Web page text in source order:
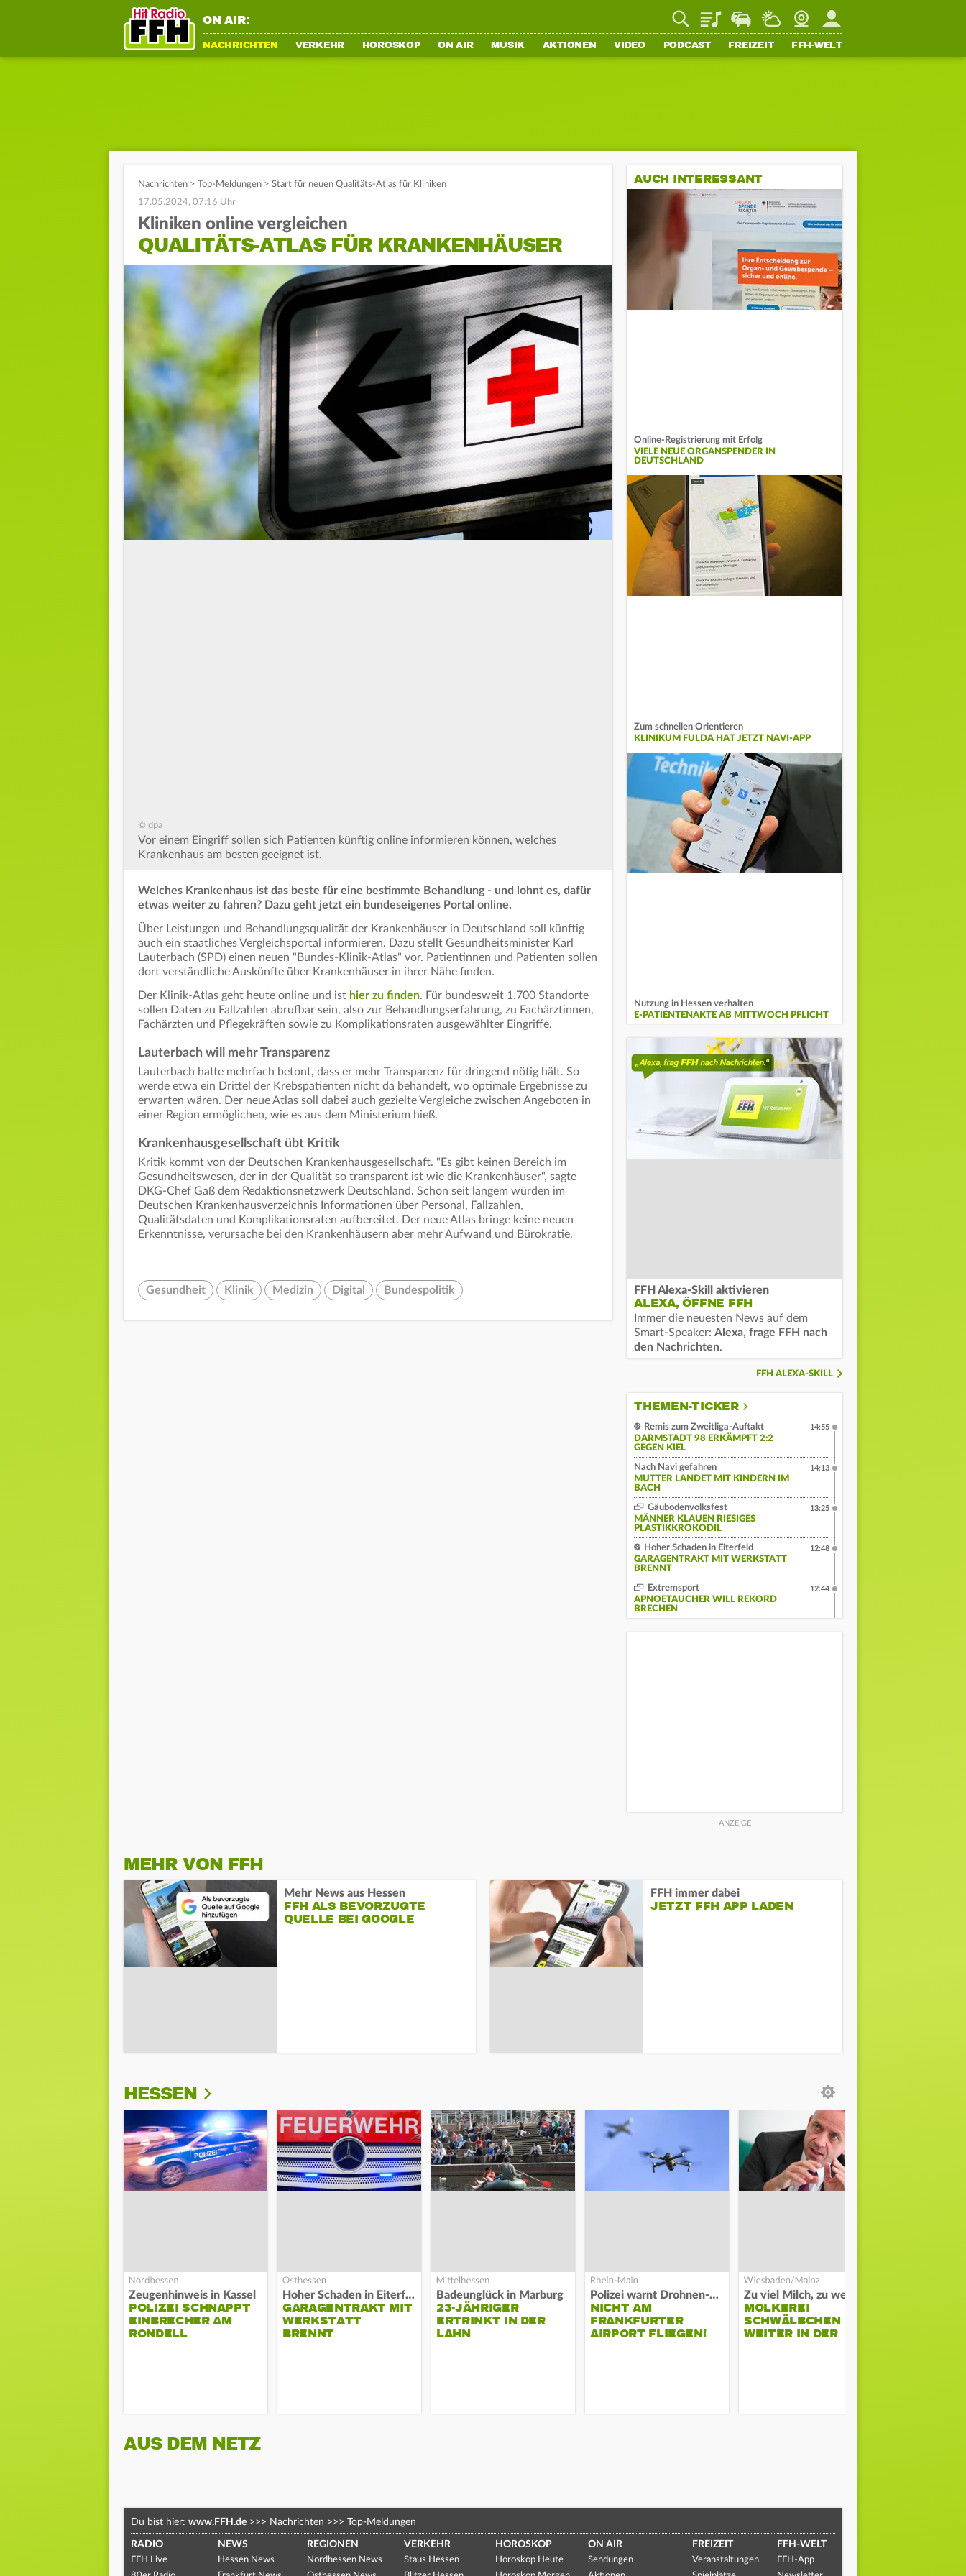
ON AIR: PlaylistStaupilotWetterWebcamMein FFH
NACHRICHTEN VERKEHR HOROSKOP ON AIR MUSIK AKTIONEN VIDEO PODCAST FREIZEIT FFH-WELT
Nachrichten > Top-Meldungen > Start für neuen Qualitäts-Atlas für Kliniken
17.05.2024, 07:16 Uhr
Kliniken online vergleichen
QUALITÄTS-ATLAS FÜR KRANKENHÄUSER
© dpa
Vor einem Eingriff sollen sich Patienten künftig online informieren können, welches
Krankenhaus am besten geeignet ist.
Welches Krankenhaus ist das beste für eine bestimmte Behandlung - und lohnt es, dafür
etwas weiter zu fahren? Dazu geht jetzt ein bundeseigenes Portal online.
Über Leistungen und Behandlungsqualität der Krankenhäuser in Deutschland soll künftig
auch ein staatliches Vergleichsportal informieren. Dazu stellt Gesundheitsminister Karl
Lauterbach (SPD) einen neuen "Bundes-Klinik-Atlas" vor. Patientinnen und Patienten sollen
dort verständliche Auskünfte über Krankenhäuser in ihrer Nähe finden.
Der Klinik-Atlas geht heute online und ist hier zu finden. Für bundesweit 1.700 Standorte
sollen Daten zu Fallzahlen abrufbar sein, also zur Behandlungserfahrung, zu Fachärztinnen,
Fachärzten und Pflegekräften sowie zu Komplikationsraten ausgewählter Eingriffe.
Lauterbach will mehr Transparenz
Lauterbach hatte mehrfach betont, dass er mehr Transparenz für dringend nötig hält. So
werde etwa ein Drittel der Krebspatienten nicht da behandelt, wo optimale Ergebnisse zu
erwarten wären. Der neue Atlas soll dabei auch gezielte Vergleiche zwischen Angeboten in
einer Region ermöglichen, wie es aus dem Ministerium hieß.
Krankenhausgesellschaft übt Kritik
Kritik kommt von der Deutschen Krankenhausgesellschaft. "Es gibt keinen Bereich im
Gesundheitswesen, der in der Qualität so transparent ist wie die Krankenhäuser", sagte
DKG-Chef Gaß dem Redaktionsnetzwerk Deutschland. Schon seit langem würden im
Deutschen Krankenhausverzeichnis Informationen über Personal, Fallzahlen,
Qualitätsdaten und Komplikationsraten aufbereitet. Der neue Atlas bringe keine neuen
Erkenntnisse, verursache bei den Krankenhäusern aber mehr Aufwand und Bürokratie.
Gesundheit Klinik Medizin Digital Bundespolitik
AUCH INTERESSANT
Online-Registrierung mit Erfolg
VIELE NEUE ORGANSPENDER IN
DEUTSCHLAND
Zum schnellen Orientieren
KLINIKUM FULDA HAT JETZT NAVI-APP
Nutzung in Hessen verhalten
E-PATIENTENAKTE AB MITTWOCH PFLICHT
FFH Alexa-Skill aktivieren
ALEXA, ÖFFNE FFH
Immer die neuesten News auf dem
Smart-Speaker: Alexa, frage FFH nach
den Nachrichten.
FFH ALEXA-SKILL
THEMEN-TICKER
Remis zum Zweitliga-Auftakt
DARMSTADT 98 ERKÄMPFT 2:2
GEGEN KIEL
14:55
Nach Navi gefahren
MUTTER LANDET MIT KINDERN IM
BACH
14:13
Gäubodenvolksfest
MÄNNER KLAUEN RIESIGES
PLASTIKKROKODIL
13:25
Hoher Schaden in Eiterfeld
GARAGENTRAKT MIT WERKSTATT
BRENNT
12:48
Extremsport
APNOETAUCHER WILL REKORD
BRECHEN
12:44
MEHR VON FFH
Mehr News aus Hessen
FFH ALS BEVORZUGTE
QUELLE BEI GOOGLE
FFH immer dabei
JETZT FFH APP LADEN
HESSEN
Zeugenhinweis in Kassel
POLIZEI SCHNAPPT
EINBRECHER AM
RONDELL
Hoher Schaden in Eiterfeld
GARAGENTRAKT MIT
WERKSTATT
BRENNT
Badeunglück in Marburg
23-JÄHRIGER
ERTRINKT IN DER
LAHN
Polizei warnt Drohnen-Besitzer
NICHT AM
FRANKFURTER
AIRPORT FLIEGEN!
MOLKEREI
SCHWÄLBCHEN
WEITER IN DER
AUS DEM NETZ
Du bist hier: www.FFH.de >>> Nachrichten >>> Top-Meldungen
RADIO
FFH Live
NEWS
Hessen News
REGIONEN
Nordhessen News
VERKEHR
Staus Hessen
HOROSKOP
Horoskop Heute
ON AIR
Sendungen
FREIZEIT
Veranstaltungen
FFH-WELT
FFH-App